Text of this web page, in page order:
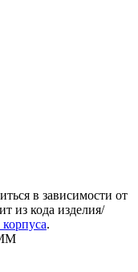
в зависимости от
из кода изделия/
корпуса.